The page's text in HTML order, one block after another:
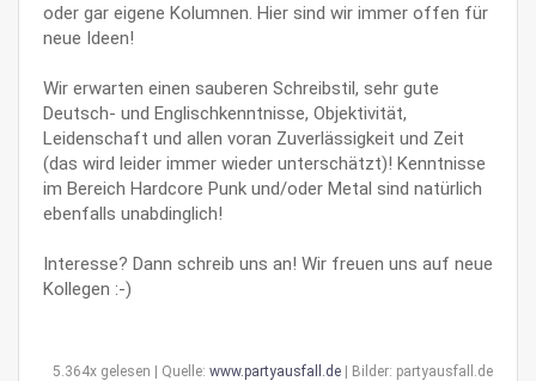
oder gar eigene Kolumnen. Hier sind wir immer offen für
neue Ideen!
Wir erwarten einen sauberen Schreibstil, sehr gute
Deutsch- und Englischkenntnisse, Objektivität,
Leidenschaft und allen voran Zuverlässigkeit und Zeit
(das wird leider immer wieder unterschätzt)! Kenntnisse
im Bereich Hardcore Punk und/oder Metal sind natürlich
ebenfalls unabdinglich!
Interesse? Dann schreib uns an! Wir freuen uns auf neue
Kollegen :-)
5.364x gelesen | Quelle: www.partyausfall.de | Bilder: partyausfall.de